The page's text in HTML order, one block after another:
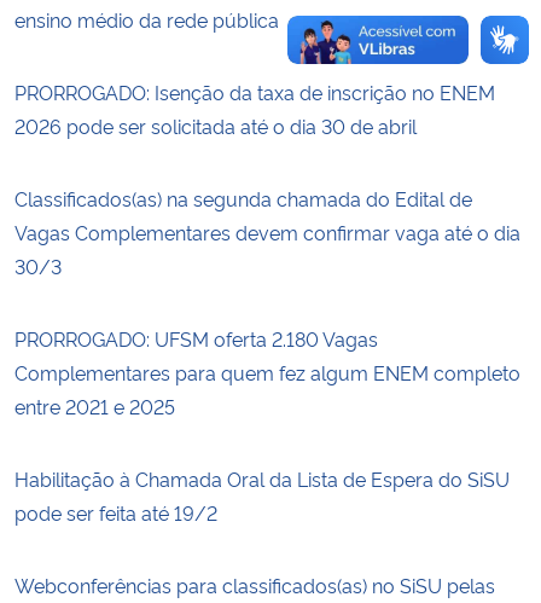
ensino médio da rede pública
PRORROGADO: Isenção da taxa de inscrição no ENEM
2026 pode ser solicitada até o dia 30 de abril
Classificados(as) na segunda chamada do Edital de
Vagas Complementares devem confirmar vaga até o dia
30/3
PRORROGADO: UFSM oferta 2.180 Vagas
Complementares para quem fez algum ENEM completo
entre 2021 e 2025
Habilitação à Chamada Oral da Lista de Espera do SiSU
pode ser feita até 19/2
Webconferências para classificados(as) no SiSU pelas